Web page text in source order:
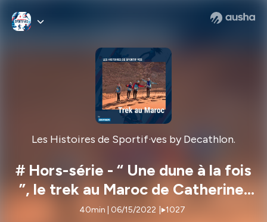
Les Histoires de Sportif·ves by Decathlon.
# Hors-série - “ Une dune à la fois
”, le trek au Maroc de Catherine,
Claire, Adeline, et Eugénie.
40min | 06/15/2022 1027